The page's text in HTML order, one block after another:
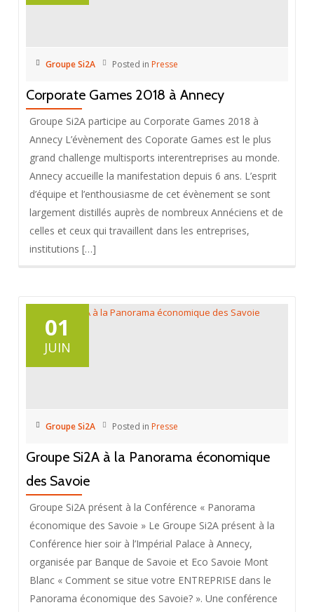
Groupe Si2A Posted in Presse
Corporate Games 2018 à Annecy
Groupe Si2A participe au Corporate Games 2018 à
Annecy L’évènement des Coporate Games est le plus
grand challenge multisports interentreprises au monde.
Annecy accueille la manifestation depuis 6 ans. L’esprit
d’équipe et l’enthousiasme de cet évènement se sont
largement distillés auprès de nombreux Annéciens et de
celles et ceux qui travaillent dans les entreprises,
institutions […]
01
JUIN
Groupe Si2A Posted in Presse
Groupe Si2A à la Panorama économique
des Savoie
Groupe Si2A présent à la Conférence « Panorama
économique des Savoie » Le Groupe Si2A présent à la
Conférence hier soir à l’Impérial Palace à Annecy,
organisée par Banque de Savoie et Eco Savoie Mont
Blanc « Comment se situe votre ENTREPRISE dans le
Panorama économique des Savoie? ». Une conférence